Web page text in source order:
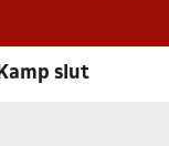
Kamp slut